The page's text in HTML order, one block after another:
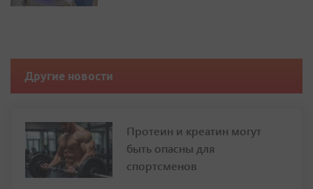
Другие новости
Протеин и креатин могут
быть опасны для
спортсменов